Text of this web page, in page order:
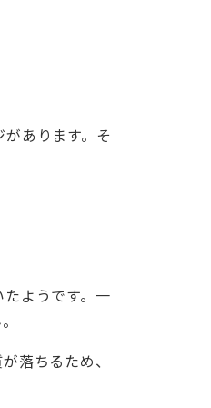
あります。そ
ようです。一
落ちるため、